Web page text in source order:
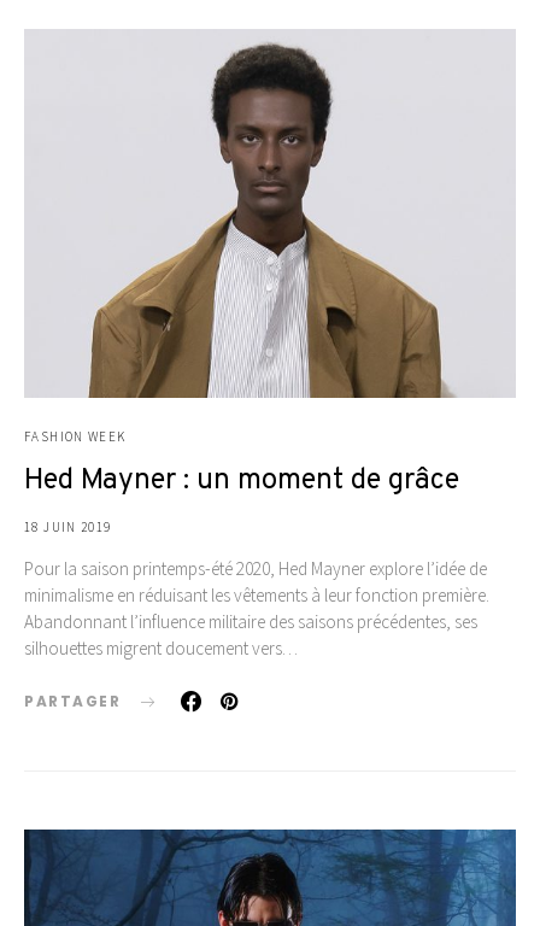
FASHION WEEK
Hed Mayner : un moment de grâce
18 JUIN 2019
Pour la saison printemps-été 2020, Hed Mayner explore l’idée de
minimalisme en réduisant les vêtements à leur fonction première.
Abandonnant l’influence militaire des saisons précédentes, ses
silhouettes migrent doucement vers…
PARTAGER